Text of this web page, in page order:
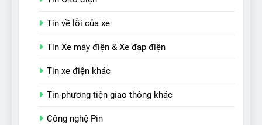
Tin về lỗi của xe
Tin Xe máy điện & Xe đạp điện
Tin xe điện khác
Tin phương tiện giao thông khác
Công nghệ Pin